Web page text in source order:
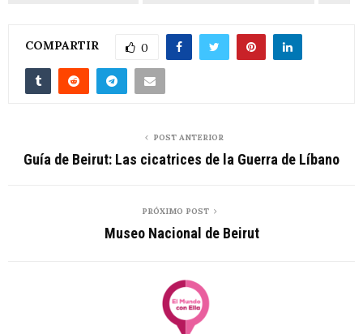
COMPARTIR 0
POST ANTERIOR
Guía de Beirut: Las cicatrices de la Guerra de Líbano
PRÓXIMO POST
Museo Nacional de Beirut